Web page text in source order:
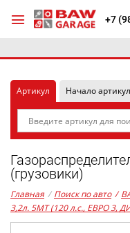
+7
Артикул Начало
(грузовики)
Главная / Поиск по авто /
3,2л. 5MT (120 л.с., ЕВРО 3,